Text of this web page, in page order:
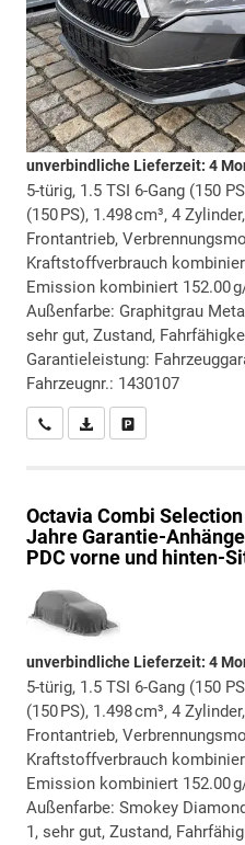
unverbindliche Lieferzeit: 4
5-türig, 1.5 TSI 6-Gang (150
(150 PS), 1.498 cm³, 4
Frontantrieb,
Kraftstoffverbrauch
Emission kombiniert 152.00
Außenfarbe: Graphitgrau
sehr gut, Zustand,
Garantieleistung:
Fahrzeugnr.: 1430107
Wir rufen Sie an
PDF-Datei,
Octavia Combi Selection
Jahre Garantie-
PDC vorne und hinten-
unverbindliche Lieferzeit: 4
5-türig, 1.5 TSI 6-Gang (150
(150 PS), 1.498 cm³, 4
Frontantrieb,
Kraftstoffverbrauch
Emission kombiniert 152.00
Außenfarbe: Smokey
1, sehr gut, Zustand,